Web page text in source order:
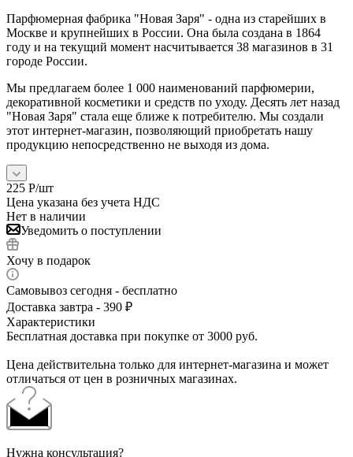
Парфюмерная фабрика "Новая Заря" - одна из старейших в
Москве и крупнейших в России. Она была создана в 1864
году и на текущий момент насчитывается 38 магазинов в 31
городе России.
Мы предлагаем более 1 000 наименований парфюмерии,
декоративной косметики и средств по уходу. Десять лет назад
"Новая Заря" стала еще ближе к потребителю. Мы создали
этот интернет-магазин, позволяющий приобретать нашу
продукцию непосредственно не выходя из дома.
225 Р/шт
Цена указана без учета НДС
Нет в наличии
Уведомить о поступлении
Хочу в подарок
Самовывоз сегодня - бесплатно
Доставка завтра - 390 ₽
Характеристики
Бесплатная доставка при покупке от 3000 руб.
Цена действительна только для интернет-магазина и может
отличаться от цен в розничных магазинах.
Нужна консультация?